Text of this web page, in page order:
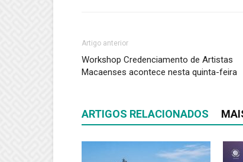
Artigo anterior
Workshop Credenciamento de Artistas
Macaenses acontece nesta quinta-feira
ARTIGOS RELACIONADOS